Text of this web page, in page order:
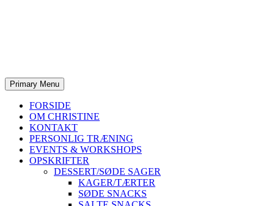
Primary Menu
FORSIDE
OM CHRISTINE
KONTAKT
PERSONLIG TRÆNING
EVENTS & WORKSHOPS
OPSKRIFTER
DESSERT/SØDE SAGER
KAGER/TÆRTER
SØDE SNACKS